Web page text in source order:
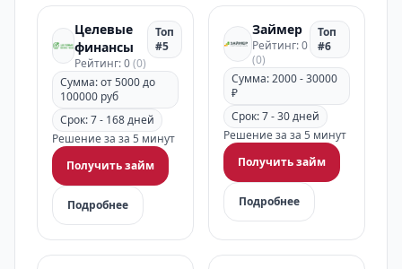
Целевые
финансы
Рейтинг: 0(0)
Топ
#5
Сумма: от 5000 до
100000 руб
Срок: 7 - 168 дней
Решение за за 5 минут
Получить займ
Подробнее
Займер
Рейтинг: 0
(0)
Топ
#6
Сумма: 2000 - 30000
₽
Срок: 7 - 30 дней
Решение за за 5 минут
Получить займ
Подробнее